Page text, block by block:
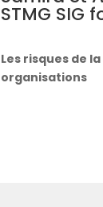
STMG SIG
Les risques de
organisations